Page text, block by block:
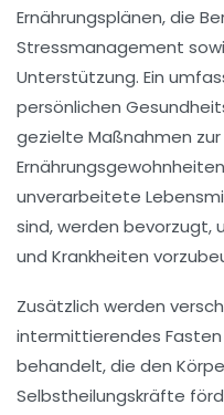
Ernährungsplänen, die
Stressmanagement
Unterstützung. Ein
persönlichen
gezielte Maßnahmen
Ernährungsgewohnheiten
unverarbeitete
sind, werden bevorzugt,
und Krankheiten
Zusätzlich werden
intermittierendes
behandelt, die den
Selbstheilungskräfte